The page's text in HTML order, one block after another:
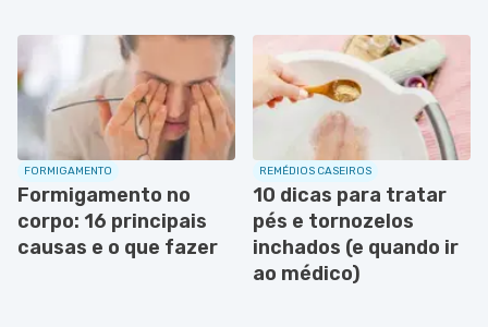
FORMIGAMENTO
Formigamento no
corpo: 16 principais
causas e o que fazer
REMÉDIOS CASEIROS
10 dicas para tratar
pés e tornozelos
inchados (e quando ir
ao médico)